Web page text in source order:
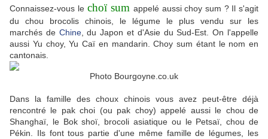
Connaissez-vous lechoï sum appelé aussi choy sum ? Il s'agit
du chou brocolis chinois, le légume le plus vendu sur les
marchés de Chine, du Japon et d'Asie du Sud-Est. On l'appelle
aussi Yu choy, Yu Caï en mandarin. Choy sum étant le nom en
cantonais.
Photo Bourgoyne.co.uk
Dans la famille des choux chinois vous avez peut-être déjà
rencontré le pak choi (ou pak choy) appelé aussi le chou de
Shanghaï, le Bok shoï, brocoli asiatique ou le Petsaï, chou de
Pékin. Ils font tous partie d'une même famille de légumes, les